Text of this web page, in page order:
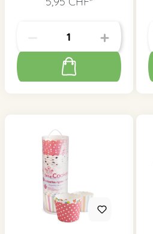
métallique, 80 g